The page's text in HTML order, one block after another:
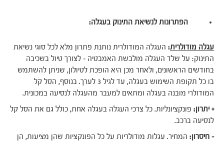
הפתרונות לנשיאת התינוק בעגלה:
עגלה מודולרית: העגלה המודולרית נותנת פתרון מלא לכל סוגי נשיאת
התינוק: על שלד העגלה מולבשת האמבטיה – לצורך טיול בשכיבה
בחודשים הראשונים, ולאחר מכן היא הופכת לטיולון, שניתן להשתמש
בו כל תקופת השימוש בעגלה, עד לגיל 3 לערך. בנוסף, הסל קל
המודולרי מובנה בעגלה ומתאים למעבר מהעגלה לנסיעה במכונית.
+ יתרון: פונקציונליות. כל צרכי העגלה בעגלה אחת, כולל גם את הסל קל
לנסיעה ברכב.
– חיסרון: המחיר. עגלות מודולריות על כל הפונקציות שהן מציעות, הן